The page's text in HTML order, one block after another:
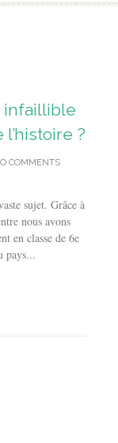
infaillible
?
COMMENTS
sujet. Grâce à
nous avons
en classe de 6e
pays...